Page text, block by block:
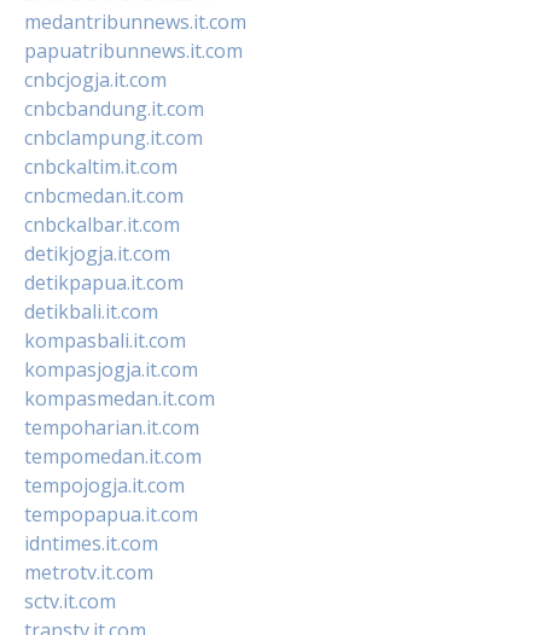
medantribunnews.it.com
papuatribunnews.it.com
cnbcjogja.it.com
cnbcbandung.it.com
cnbclampung.it.com
cnbckaltim.it.com
cnbcmedan.it.com
cnbckalbar.it.com
detikjogja.it.com
detikpapua.it.com
detikbali.it.com
kompasbali.it.com
kompasjogja.it.com
kompasmedan.it.com
tempoharian.it.com
tempomedan.it.com
tempojogja.it.com
tempopapua.it.com
idntimes.it.com
metrotv.it.com
sctv.it.com
transtv.it.com